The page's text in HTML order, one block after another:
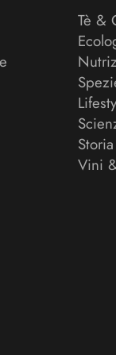
Tè &
Storia
Vini